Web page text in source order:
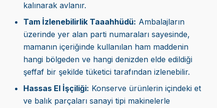
kalınarak avlanır.
Tam İzlenebilirlik Taaahhüdü: Ambalajların
üzerinde yer alan parti numaraları sayesinde,
mamanın içeriğinde kullanılan ham maddenin
hangi bölgeden ve hangi denizden elde edildiği
şeffaf bir şekilde tüketici tarafından izlenebilir.
Hassas El İşçiliği: Konserve ürünlerin içindeki et
ve balık parçaları sanayi tipi makinelerle